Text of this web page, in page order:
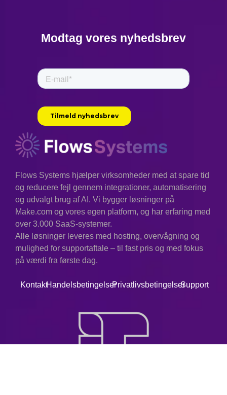
Modtag vores nyhedsbrev
Flows Systems hjælper virksomheder med at spare tid
og reducere fejl gennem integrationer, automatisering
og udvalgt brug af AI. Vi bygger løsninger på
Make.com og vores egen platform, og har erfaring med
over 3.000 SaaS-systemer.
Alle løsninger leveres med hosting, overvågning og
mulighed for supportaftale – til fast pris og med fokus
på værdi fra første dag.
KontaktHandelsbetingelserPrivatlivsbetingelserSupport